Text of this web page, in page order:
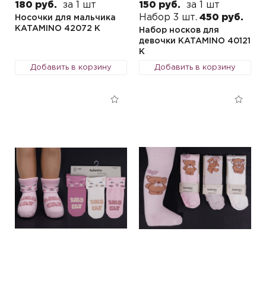
180 руб. за 1 шт
Носочки для мальчика
KATAMINO 42072 K
Добавить в корзину
150 руб.
за 1 шт
Набор 3 шт. 450 руб.
Набор носков для
девочки KATAMINO 40121
K
Добавить в корзину